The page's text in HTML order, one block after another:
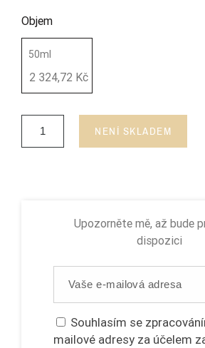
Objem
50ml
2 324,72 Kč
NENÍ SKLADEM
Upozorněte mě, až bude
dispozici
Souhlasím se
mailové adresy za účelem